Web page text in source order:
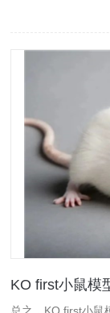
KO first小鼠模